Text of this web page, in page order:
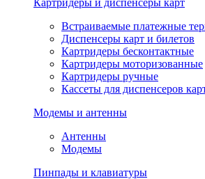
Встраиваемые платежные
Диспенсеры карт и билетов
Картридеры бесконтактные
Картридеры моторизованные
Картридеры ручные
Кассеты для диспенсеров
Модемы и антенны
Антенны
Модемы
Пинпады и клавиатуры